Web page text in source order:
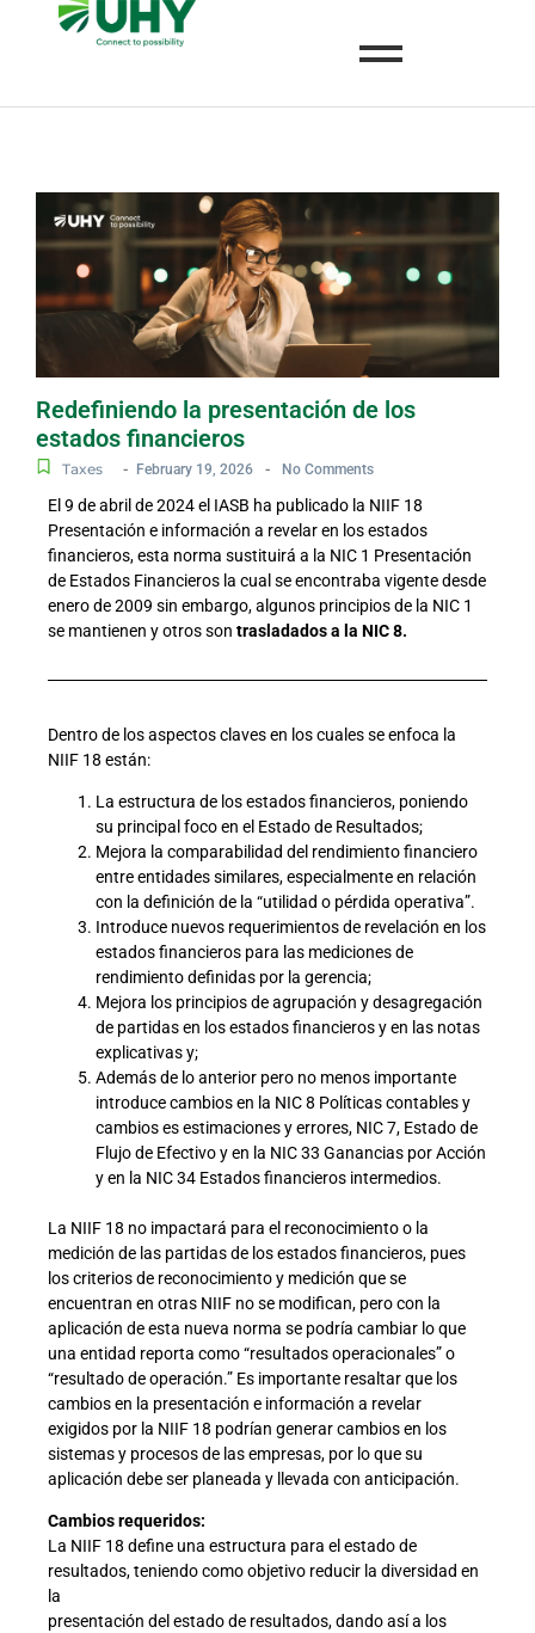
Redefiniendo la presentación de los
estados financieros
Taxes - February 19, 2026 - No Comments
El 9 de abril de 2024 el IASB ha publicado la NIIF 18
Presentación e información a revelar en los estados
financieros, esta norma sustituirá a la NIC 1 Presentación
de Estados Financieros la cual se encontraba vigente desde
enero de 2009 sin embargo, algunos principios de la NIC 1
se mantienen y otros son trasladados a la NIC8.
Dentro de los aspectos claves en los cuales se enfoca la
NIIF 18 están:
La estructura de los estados financieros, poniendo
su principal foco en el Estado de Resultados;
Mejora la comparabilidad del rendimiento financiero
entre entidades similares, especialmente en relación
con la definición de la “utilidad o pérdida operativa”.
Introduce nuevos requerimientos de revelación en los
estados financieros para las mediciones de
rendimiento definidas por la gerencia;
Mejora los principios de agrupación y desagregación
de partidas en los estados financieros y en las notas
explicativas y;
Además de lo anterior pero no menos importante
introduce cambios en la NIC 8 Políticas contables y
cambios es estimaciones y errores, NIC 7, Estado de
Flujo de Efectivo y en la NIC 33 Ganancias por Acción
y en la NIC 34 Estados financieros intermedios.
La NIIF 18 no impactará para el reconocimiento o la
medición de las partidas de los estados financieros, pues
los criterios de reconocimiento y medición que se
encuentran en otras NIIF no se modifican, pero con la
aplicación de esta nueva norma se podría cambiar lo que
una entidad reporta como “resultados operacionales” o
“resultado de operación.” Es importante resaltar que los
cambios en la presentación e información a revelar
exigidos por la NIIF 18 podrían generar cambios en los
sistemas y procesos de las empresas, por lo que su
aplicación debe ser planeada y llevada con anticipación.
Cambios requeridos:
La NIIF 18 define una estructura para el estado de
resultados, teniendo como objetivo reducir la diversidad en
la
presentación del estado de resultados, dando así a los